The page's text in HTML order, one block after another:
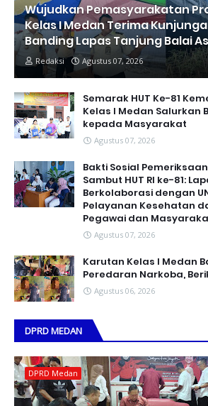
Wujudkan Pemasyarakatan
Kelas I Medan Terima
Banding Lapas Tanjung Balai
Redaksi Agustus 07, 2026
Semarak HUT Ke-81
Kelas I Medan Salurkan
kepada Masyarakat
Agustus 07, 2026
Bakti Sosial
Sambut HUT RI ke-81:
Berkolaborasi dengan
Pelayanan Kesehatan
Pegawai dan
Agustus 07, 2026
Karutan Kelas I Medan
Peredaran Narkoba,
Agustus 06, 2026
DPRD MEDAN
DPRD Medan